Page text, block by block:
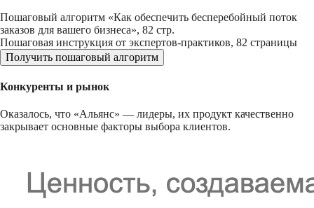
Пошаговый алгоритм «Как обеспечить бесперебойный поток
заказов для вашего бизнеса», 82 стр.
Пошаговая инструкция от экспертов-практиков, 82 страницы
Получить пошаговый алгоритм
Конкуренты и рынок
Оказалось, что «Альянс» — лидеры, их продукт качественно
закрывает основные факторы выбора клиентов.